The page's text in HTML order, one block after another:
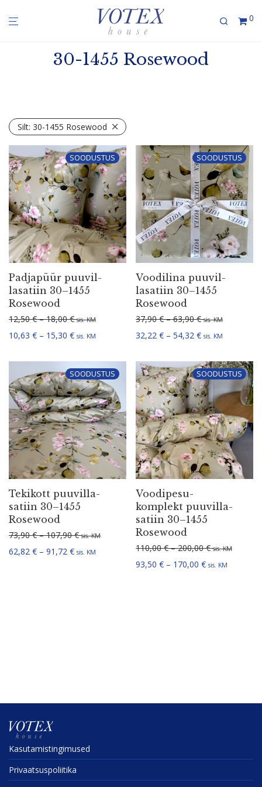
0
30-1455 Rosewood
Silt: 30-1455 Rosewood
SOODUSTUS
Padjapüür puuvil­
la­satiin 30–1455
Rosewood
12,50€ – 18,00€Hinnavahemik: 12,50 € kuni 18,00 €
sis. KM
10,63 € – 15,30 €Hinnavahemik: 10,63 € kuni 15,30 €
sis. KM
SOODUSTUS
Voodilina puuvil­
la­satiin 30–1455
Rosewood
37,90€ – 63,90€Hinnavahemik:
sis. KM
32,22 € – 54,32 €Hinnavahemik:
sis. KM
SOODUSTUS
Tekikott puuvil­la­
satiin 30–1455
Rosewood
73,90€ – 107,90€Hinnavahemik: 73,90 € kuni 107,90 €
sis. KM
62,82 € – 91,72 €Hinnavahemik: 62,82 € kuni 91,72 €
sis. KM
SOODUSTUS
Voodi­pe­su­
komplekt puuvil­la­
satiin 30–1455
Rosewood
110,00€ – 200,00€ sis. KM
93,50 € – 170,00 € sis. KM
Kasuta­mis­tin­gi­mused
Privaat­sus­po­liitika